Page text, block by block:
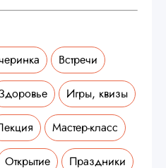
Встречи
Игры, квизы
Мастер-класс
Открытие Праздники